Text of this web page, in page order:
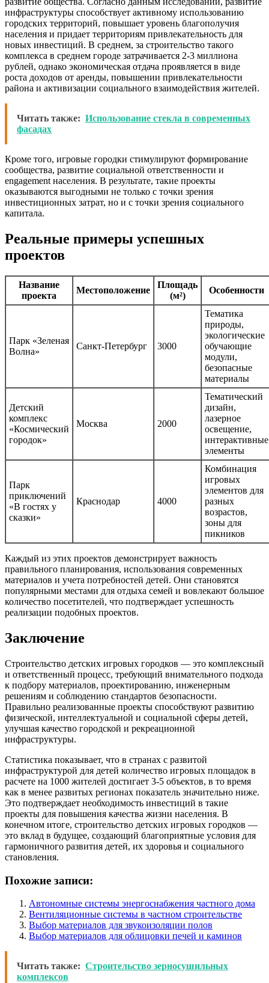
инфраструктуры способствует активному использованию
городских территорий, повышает уровень благополучия
населения и придает территориям привлекательность для
новых инвестиций. В среднем, за строительство такого
комплекса в среднем городе затрачивается 2-3 миллиона
рублей, однако экономическая отдача проявляется в виде
роста доходов от аренды, повышении привлекательности
района и активизации социального взаимодействия жителей.
Читать также: Использование стекла в современных
фасадах
Кроме того, игровые городки стимулируют формирование
сообщества, развитие социальной ответственности и
engagement населения. В результате, такие проекты
оказываются выгодными не только с точки зрения
инвестиционных затрат, но и с точки зрения социального
капитала.
Реальные примеры успешных
проектов
Название
проекта
Местоположение
Площадь
(м²)
Особенности
Парк «Зеленая
Волна»
Санкт-Петербург 3000
Тематика
природы,
экологические
обучающие
модули,
безопасные
материалы
Детский
комплекс
«Космический
городок»
Москва 2000
Тематический
дизайн,
лазерное
освещение,
интерактивные
элементы
Парк
приключений
«В гостях у
сказки»
Краснодар 4000
Комбинация
игровых
элементов для
разных
возрастов,
зоны для
пикников
Каждый из этих проектов демонстрирует важность
правильного планирования, использования современных
материалов и учета потребностей детей. Они становятся
популярными местами для отдыха семей и вовлекают большое
количество посетителей, что подтверждает успешность
реализации подобных проектов.
Заключение
Строительство детских игровых городков — это комплексный
и ответственный процесс, требующий внимательного подхода
к подбору материалов, проектированию, инженерным
решениям и соблюдению стандартов безопасности.
Правильно реализованные проекты способствуют развитию
физической, интеллектуальной и социальной сферы детей,
улучшая качество городской и рекреационной
инфраструктуры.
Статистика показывает, что в странах с развитой
инфраструктурой для детей количество игровых площадок в
расчете на 1000 жителей достигает 3-5 объектов, в то время
как в менее развитых регионах показатель значительно ниже.
Это подтверждает необходимость инвестиций в такие
проекты для повышения качества жизни населения. В
конечном итоге, строительство детских игровых городков —
это вклад в будущее, создающий благоприятные условия для
гармоничного развития детей, их здоровья и социального
становления.
Похожие записи:
Автономные системы энергоснабжения частного дома
Вентиляционные системы в частном строительстве
Выбор материалов для звукоизоляции полов
Выбор материалов для облицовки печей и каминов
Читать также: Строительство зерносушильных
комплексов